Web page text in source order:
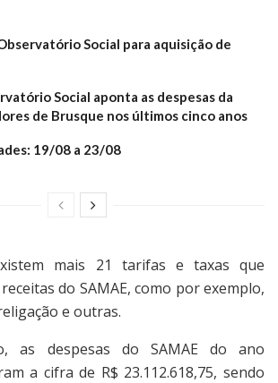
Social para aquisição de
Social aponta as despesas da
de Brusque nos últimos cinco anos
19/08 a 23/08
mais 21 tarifas e taxas que
do SAMAE, como por exemplo,
e outras.
as despesas do SAMAE do ano
a cifra de R$ 23.112.618,75, sendo